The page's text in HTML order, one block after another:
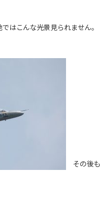
はこんな光景見られません。
その後も